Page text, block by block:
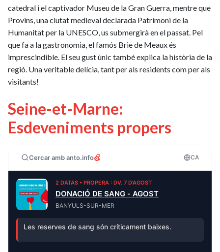
catedral i el captivador Museu de la Gran Guerra, mentre que
Provins, una ciutat medieval declarada Patrimoni de la
Humanitat per la UNESCO, us submergirà en el passat. Pel
que fa a la gastronomia, el famós Brie de Meaux és
imprescindible. El seu gust únic també explica la història de la
regió. Una veritable delícia, tant per als residents com per als
visitants!
Seine-et-Marne:
Esdeveniments propers
Cercar amb anto.info CA
2 DATAS • PROPERA : DV. 7 D’AGOST
DONACIÓ DE SANG - AGOST
BANYULS-SUR-MER
Les reserves de sang són críticament baixes.